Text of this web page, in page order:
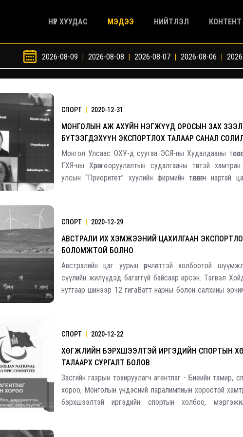
НҮҮР ХУУДАС МЭДЭЭ НИЙТЛЭЛ КОНТЕНТ
2026-08-09 | 2026-08-08 | 2026-08-07 | 2026-08-06 |
СПОРТ 2020-12-31
МОНГОЛЫН АЖ АХУЙН НЭГЖҮҮД ОРОСЫН ЗАХ
БҮТЭЭГДЭХҮҮН ЭКСПОРТЛОХ ТАЛААР САНАЛ
Монгол Улсаас ОХУ-д суугаа ЭСЯ-ны Худалдааны
ГХЯ-ны Хөрөнгө оруулалтын судалгааны төвтэй
улсын “Приоритет” хуулийн фирмийн төлөөлөгч нартай
СПОРТ 2020-12-29
АВСТРАЛИ ИХ ХЭМЖЭЭНИЙ ЦАХИЛГААН
БОЛОМЖТОЙ БОЛНО
Австралийн цаг уурын өөрчлөлттэй холбоотой
сүүлийн жилүүдэд багаггүй байсаар ирсэн. Тэгвэл
нутгаар шинээр 12 гигаВатт нарны болон салхины
СПОРТ 2020-12-22
ХӨГЖЛИЙН БЭРХШЭЭЛТЭЙ ИРГЭДИЙН СПОРТЫН
ТАЛААРХ СУРГАЛТ БОЛОВ
Засгийн газрын тохируулагч агентлаг - Биеийн тамир,
хороо, Монголын үндэсний паралимпиын хороотой
бэрхшээлтэй иргэдийн спортын холбоо,
Үзвэрийн хувиарууд